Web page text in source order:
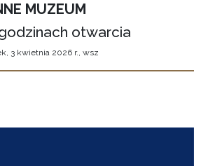
MUZEUM
otwarcia
3 kwietnia 2026 r., wsz